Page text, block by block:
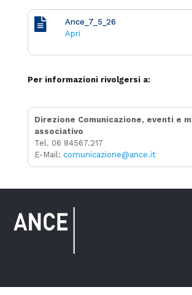
Ance_7_5_26
Apri
Per informazioni rivolgersi a:
Direzione Comunicazione, eventi e
associativo
Tel. 06 84567.217
E-Mail: comunicazione@ance.it